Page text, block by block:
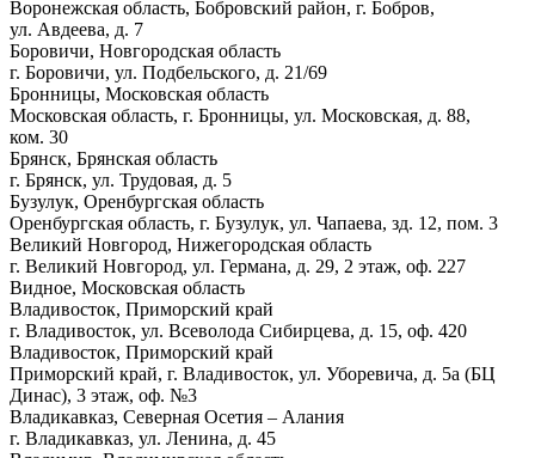
Воронежская область, Бобровский район, г. Бобров,
ул. Авдеева, д. 7
Боровичи, Новгородская область
г. Боровичи, ул. Подбельского, д. 21/69
Бронницы, Московская область
Московская область, г. Бронницы, ул. Московская, д. 88,
ком. 30
Брянск, Брянская область
г. Брянск, ул. Трудовая, д. 5
Бузулук, Оренбургская область
Оренбургская область, г. Бузулук, ул. Чапаева, зд. 12, пом. 3
Великий Новгород, Нижегородская область
г. Великий Новгород, ул. Германа, д. 29, 2 этаж, оф. 227
Видное, Московская область
Владивосток, Приморский край
г. Владивосток, ул. Всеволода Сибирцева, д. 15, оф. 420
Владивосток, Приморский край
Приморский край, г. Владивосток, ул. Уборевича, д. 5а (БЦ
Динас), 3 этаж, оф. №3
Владикавказ, Северная Осетия – Алания
г. Владикавказ, ул. Ленина, д. 45